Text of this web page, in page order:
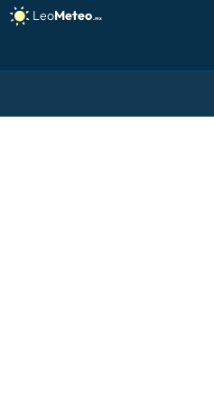
GFS modelo -